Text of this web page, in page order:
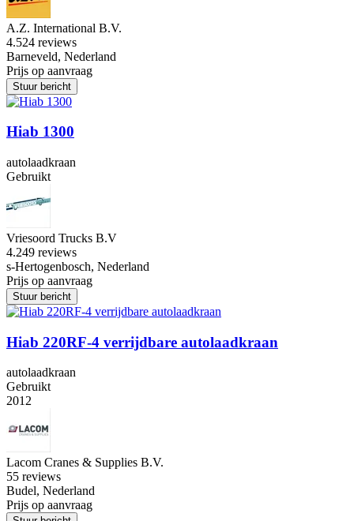
A.Z. International B.V.
4.524 reviews
Barneveld, Nederland
Prijs op aanvraag
Stuur bericht
Hiab 1300
autolaadkraan
Gebruikt
Vriesoord Trucks B.V
4.249 reviews
s-Hertogenbosch, Nederland
Prijs op aanvraag
Stuur bericht
Hiab 220RF-4 verrijdbare autolaadkraan
autolaadkraan
Gebruikt
2012
Lacom Cranes & Supplies B.V.
55 reviews
Budel, Nederland
Prijs op aanvraag